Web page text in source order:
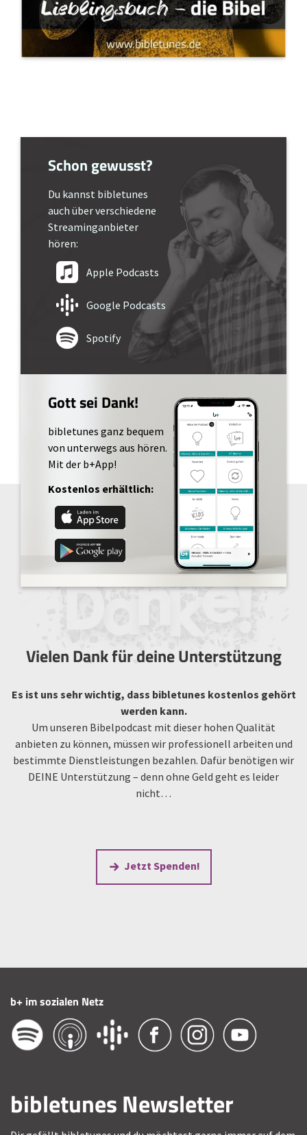
Schon gewusst?
Du kannst bibletunes
auch über verschiedene
Streaminganbieter
hören:
Apple Podcasts
Google Podcasts
Spotify
Gott sei Dank!
bibletunes ganz bequem
von unterwegs aus hören.
Mit der b+App!
Kostenlos erhältlich:
Vielen Dank für deine Unterstützung
Es ist uns sehr wichtig, dass bibletunes kostenlos gehört
werden kann.
Um unseren Bibelpodcast mit dieser hohen Qualität
anbieten zu können, müssen wir professionell arbeiten und
bestimmte Dienstleistungen bezahlen. Dafür benötigen wir
DEINE Unterstützung – denn ohne Geld geht es leider
nicht…
Jetzt Spenden!
b+ im sozialen Netz
bibletunes Newsletter